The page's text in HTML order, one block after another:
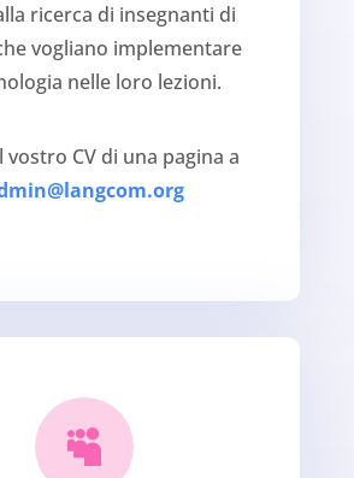
ricerca di insegnanti di
vogliano implementare
nelle loro lezioni.
vostro CV di una pagina a
